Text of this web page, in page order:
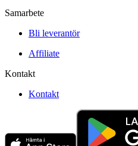
Samarbete
Bli leverantör
Affiliate
Kontakt
Kontakt